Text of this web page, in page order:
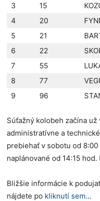
3
15
4
20
5
21
6
22
7
55
8
77
9
96
Súťažný kolobeh začína
administratívne a
prebiehať v sobotu od
naplánované od 14:15
Bližšie informácie k
nájdete po kliknutí sem…